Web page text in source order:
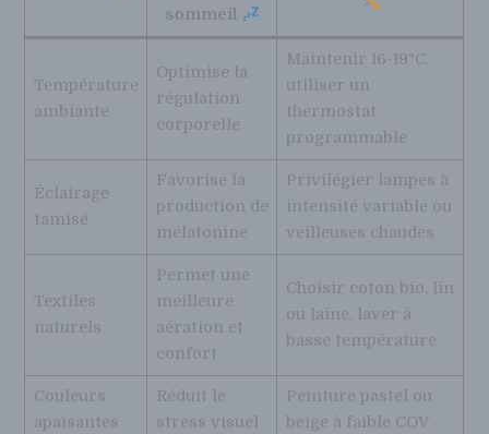
sommeil
Température
ambiante
Optimise la
régulation
corporelle
Maintenir 16-19°C,
utiliser un
thermostat
programmable
Éclairage
tamisé
Favorise la
production de
mélatonine
Privilégier lampes à
intensité variable ou
veilleuses chaudes
Textiles
naturels
Permet une
meilleure
aération et
confort
Choisir coton bio, lin
ou laine, laver à
basse température
Couleurs
apaisantes
Réduit le
stress visuel
Peinture pastel ou
beige à faible COV